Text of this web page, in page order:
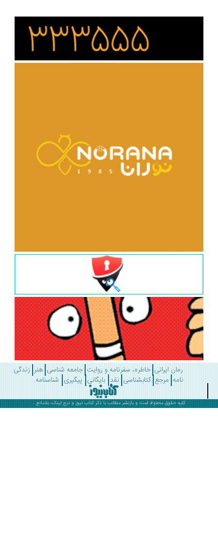
رمان ایرانی خاطره، سفرنامه و روایت جامعه شناسی هنر زندگی
مرجع کتابشناسی نقد بایگانی پیگیری شناسنامه
کلیه حقوق محفوظ است و بازنشر مطالب با ذکرکتاب نیوز و درج لینک، بلامانع .